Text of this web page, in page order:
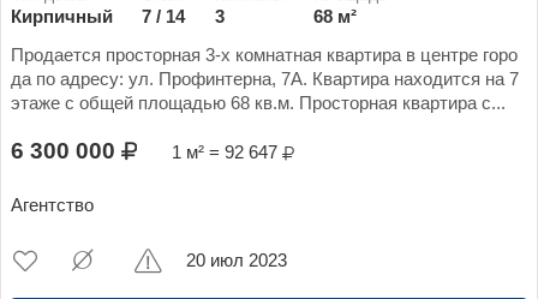
Кирпичный 7 / 14 3
68 м²
Продается просторная 3-х комнатная квартира в центре горо
да по адресу: ул. Профинтерна, 7А. Квартира находится на 7
этаже с общей площадью 68 кв.м. Просторная квартира с...
6 300 000 1 м² = 92 647
Агентство
20 июл 2023